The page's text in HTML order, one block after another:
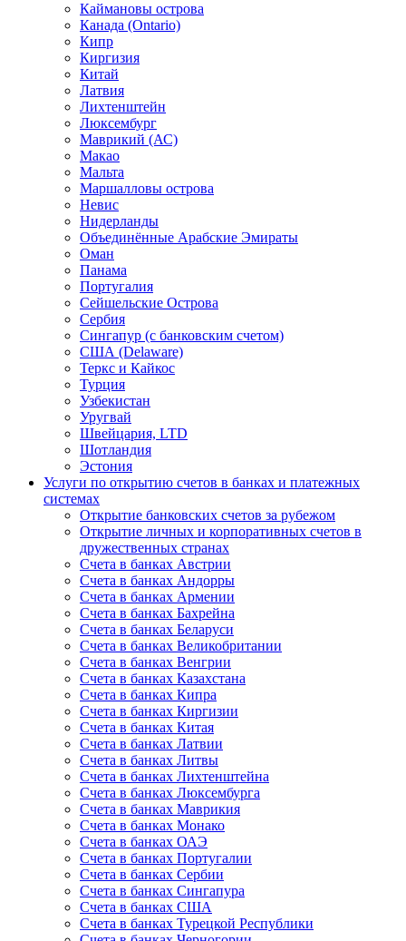
Каймановы острова
Канада (Ontario)
Кипр
Киргизия
Китай
Латвия
Лихтенштейн
Люксембург
Маврикий (АС)
Макао
Мальта
Маршалловы острова
Нeвис
Нидерланды
Объединённые Арабские Эмираты
Оман
Панама
Португалия
Сейшельские Острова
Сербия
Сингапур (c банковским счетом)
США (Delaware)
Теркс и Кайкос
Турция
Узбекистан
Уругвай
Швейцария, LTD
Шотландия
Эстония
Услуги по открытию счетов в банках и платежных
системах
Открытие банковских счетов за рубежом
Открытие личных и корпоративных счетов в
дружественных странах
Счета в банках Австрии
Счета в банках Андорры
Счета в банках Армении
Счета в банках Бахрейна
Счета в банках Беларуси
Счета в банках Великобритании
Счета в банках Венгрии
Счета в банках Казахстана
Счета в банках Кипра
Счета в банках Киргизии
Счета в банках Китая
Счета в банках Латвии
Счета в банках Литвы
Счета в банках Лихтенштейна
Счета в банках Люксембурга
Счета в банках Маврикия
Счета в банках Монако
Счета в банках ОАЭ
Счета в банках Португалии
Счета в банках Сербии
Счета в банках Сингапура
Счета в банках США
Счета в банках Турецкой Республики